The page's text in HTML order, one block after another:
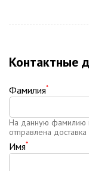
Контактные
Фамилия*
На данную фамилию
отправлена доставка
Имя*